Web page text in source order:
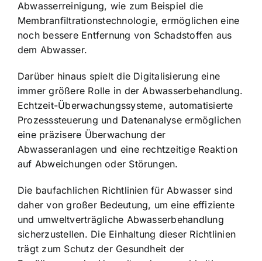
Abwasserreinigung, wie zum Beispiel die
Membranfiltrationstechnologie, ermöglichen eine
noch bessere Entfernung von Schadstoffen aus
dem Abwasser.
Darüber hinaus spielt die Digitalisierung eine
immer größere Rolle in der Abwasserbehandlung.
Echtzeit-Überwachungssysteme, automatisierte
Prozesssteuerung und Datenanalyse ermöglichen
eine präzisere Überwachung der
Abwasseranlagen und eine rechtzeitige Reaktion
auf Abweichungen oder Störungen.
Die baufachlichen Richtlinien für Abwasser sind
daher von großer Bedeutung, um eine effiziente
und umweltverträgliche Abwasserbehandlung
sicherzustellen. Die Einhaltung dieser Richtlinien
trägt zum Schutz der Gesundheit der